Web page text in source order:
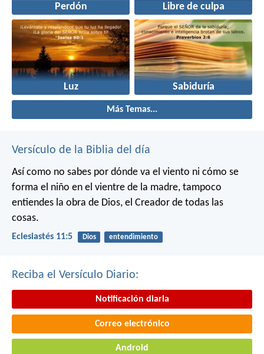
Perdón Libre de culpa
Luz Sabiduría
Más Temas...
Versículo de la Biblia del día
Así como no sabes por dónde va el viento ni cómo se
forma el niño en el vientre de la madre, tampoco
entiendes la obra de Dios, el Creador de todas las
cosas.
Eclesiastés 11:5 Dios entendimiento
Reciba el Versículo Diario:
Notificación diaria
Correo electrónico
Android